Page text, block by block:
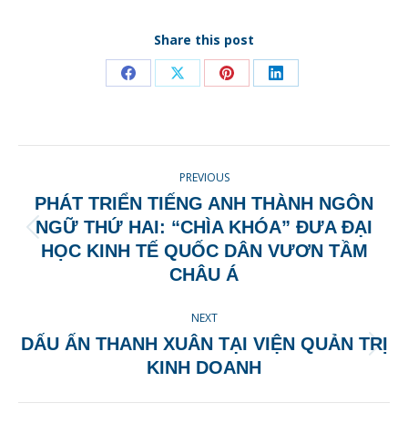
Share this post
Share Share Share Share
NAVIGATION
PREVIOUS
Previous
post:
PHÁT TRIỂN TIẾNG ANH THÀNH NGÔN
NGỮ THỨ HAI: “CHÌA KHÓA” ĐƯA ĐẠI
HỌC KINH TẾ QUỐC DÂN VƯƠN TẦM
CHÂU Á
NEXT
Next
post:
DẤU ẤN THANH XUÂN TẠI VIỆN QUẢN TRỊ
KINH DOANH